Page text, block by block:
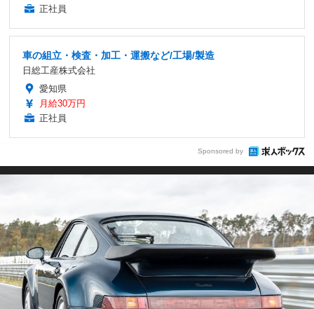
正社員
車の組立・検査・加工・運搬など/工場/製造
日総工産株式会社
愛知県
月給30万円
正社員
Sponsored by